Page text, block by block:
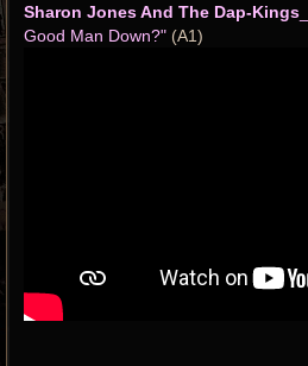
Sharon Jones And The Dap-Kings
Good Man Down?" (A1)